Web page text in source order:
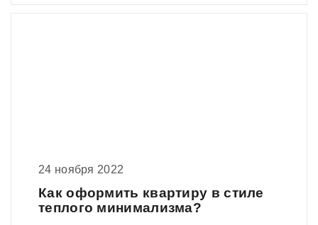
24 ноября 2022
Как оформить квартиру в стиле
теплого минимализма?